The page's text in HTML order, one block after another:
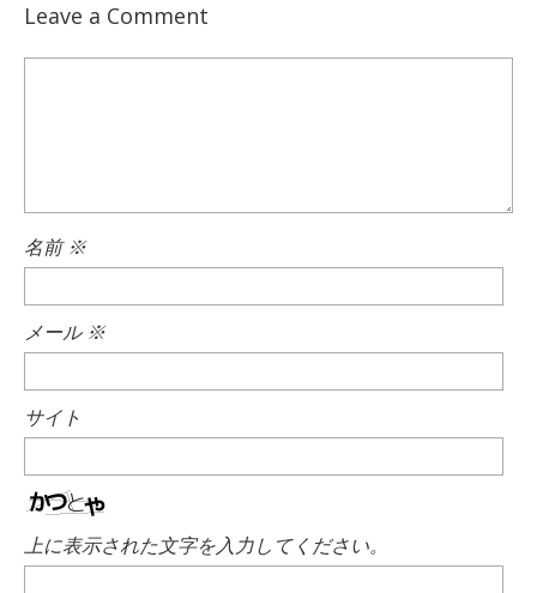
Leave a Comment
名前※
メール ※
サイト
上に表示された文字を入力してください。